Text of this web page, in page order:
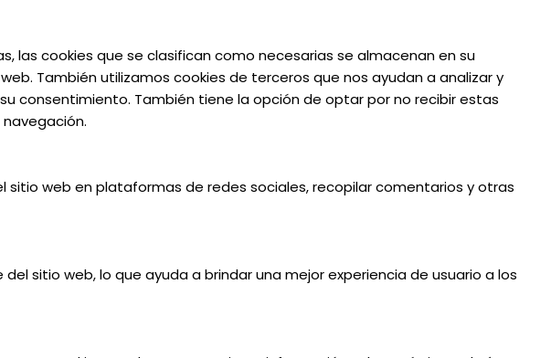
las cookies que se clasifican como necesarias se almacenan en su
También utilizamos cookies de terceros que nos ayudan a analizar y
consentimiento. También tiene la opción de optar por no recibir estas
web en plataformas de redes sociales, recopilar comentarios y otras
sitio web, lo que ayuda a brindar una mejor experiencia de usuario a los